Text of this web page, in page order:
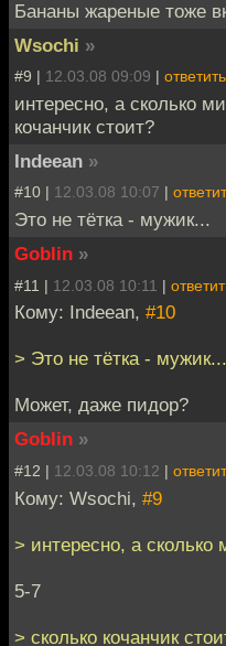
Бананы жареные тоже
Wsochi »
#9 | 12.03.08 09:09 | ответить
интересно, а сколько
кочанчик стоит?
Indeean »
#10 | 12.03.08 10:07 |
Это не тётка - мужик...
Goblin »
#11 | 12.03.08 10:11 |
Кому: Indeean, #10
> Это не тётка - мужик...
Может, даже пидор?
Goblin »
#12 | 12.03.08 10:12 |
Кому: Wsochi, #9
> интересно, а сколько
5-7
> сколько кочанчик